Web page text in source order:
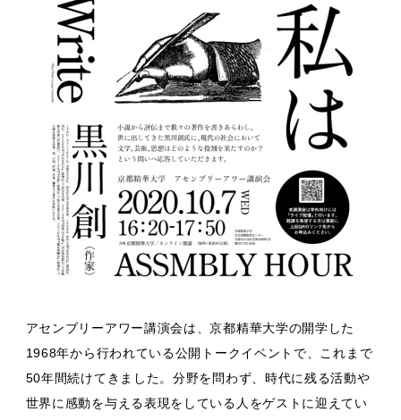
アセンブリーアワー講演会は、京都精華大学の開学した
1968年から行われている公開トークイベントで、これまで
50年間続けてきました。分野を問わず、時代に残る活動や
世界に感動を与える表現をしている人をゲストに迎えてい